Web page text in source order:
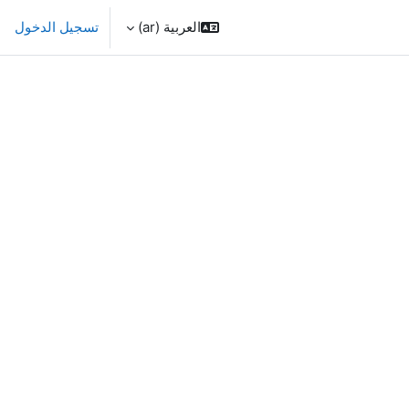
العربية ‎(ar)‎ تسجيل الدخول